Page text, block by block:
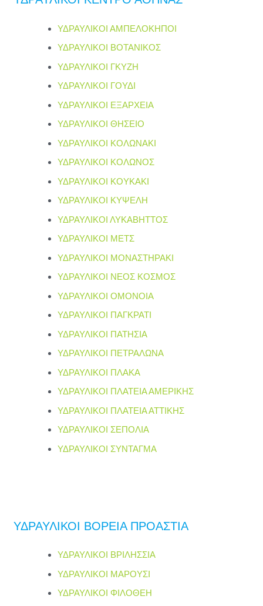
ΥΔΡΑΥΛΙΚΟΙ ΑΜΠΕΛΟΚΗΠΟΙ
ΥΔΡΑΥΛΙΚΟΙ ΒΟΤΑΝΙΚΟΣ
ΥΔΡΑΥΛΙΚΟΙ ΓΚΥΖΗ
ΥΔΡΑΥΛΙΚΟΙ ΓΟΥΔΙ
ΥΔΡΑΥΛΙΚΟΙ ΕΞΑΡΧΕΙΑ
ΥΔΡΑΥΛΙΚΟΙ ΘΗΣΕΙΟ
ΥΔΡΑΥΛΙΚΟΙ ΚΟΛΩΝΑΚΙ
ΥΔΡΑΥΛΙΚΟΙ ΚΟΛΩΝΟΣ
ΥΔΡΑΥΛΙΚΟΙ ΚΟΥΚΑΚΙ
ΥΔΡΑΥΛΙΚΟΙ ΚΥΨΕΛΗ
ΥΔΡΑΥΛΙΚΟΙ ΛΥΚΑΒΗΤΤΟΣ
ΥΔΡΑΥΛΙΚΟΙ ΜΕΤΣ
ΥΔΡΑΥΛΙΚΟΙ ΜΟΝΑΣΤΗΡΑΚΙ
ΥΔΡΑΥΛΙΚΟΙ ΝΕΟΣ ΚΟΣΜΟΣ
ΥΔΡΑΥΛΙΚΟΙ ΟΜΟΝΟΙΑ
ΥΔΡΑΥΛΙΚΟΙ ΠΑΓΚΡΑΤΙ
ΥΔΡΑΥΛΙΚΟΙ ΠΑΤΗΣΙΑ
ΥΔΡΑΥΛΙΚΟΙ ΠΕΤΡΑΛΩΝΑ
ΥΔΡΑΥΛΙΚΟΙ ΠΛΑΚΑ
ΥΔΡΑΥΛΙΚΟΙ ΠΛΑΤΕΙΑ ΑΜΕΡΙΚΗΣ
ΥΔΡΑΥΛΙΚΟΙ ΠΛΑΤΕΙΑ ΑΤΤΙΚΗΣ
ΥΔΡΑΥΛΙΚΟΙ ΣΕΠΟΛΙΑ
ΥΔΡΑΥΛΙΚΟΙ ΣΥΝΤΑΓΜΑ
ΥΔΡΑΥΛΙΚΟΙ ΒΟΡΕΙΑ ΠΡΟΑΣΤΙΑ
ΥΔΡΑΥΛΙΚΟΙ ΒΡΙΛΗΣΣΙΑ
ΥΔΡΑΥΛΙΚΟΙ ΜΑΡΟΥΣΙ
ΥΔΡΑΥΛΙΚΟΙ ΦΙΛΟΘΕΗ